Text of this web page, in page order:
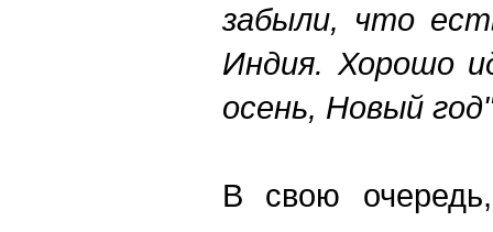
забыли, что
Индия. Хорошо
осень, Новый
В свою